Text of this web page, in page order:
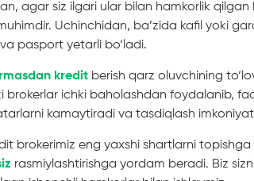
agar siz ilgari ular bilan hamkorlik
Uchinchidan, ba’zida kafil yoki
pasport yetarli bo‘ladi.
kredit berish qarz oluvchining
brokerlar ichki baholashdan foydalanib,
kamaytiradi va tasdiqlash
brokerimiz eng yaxshi shartlarni
rasmiylashtirishga yordam beradi. Biz